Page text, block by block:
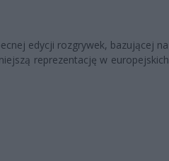
edycji rozgrywek, bazującej na
reprezentację w europejskich